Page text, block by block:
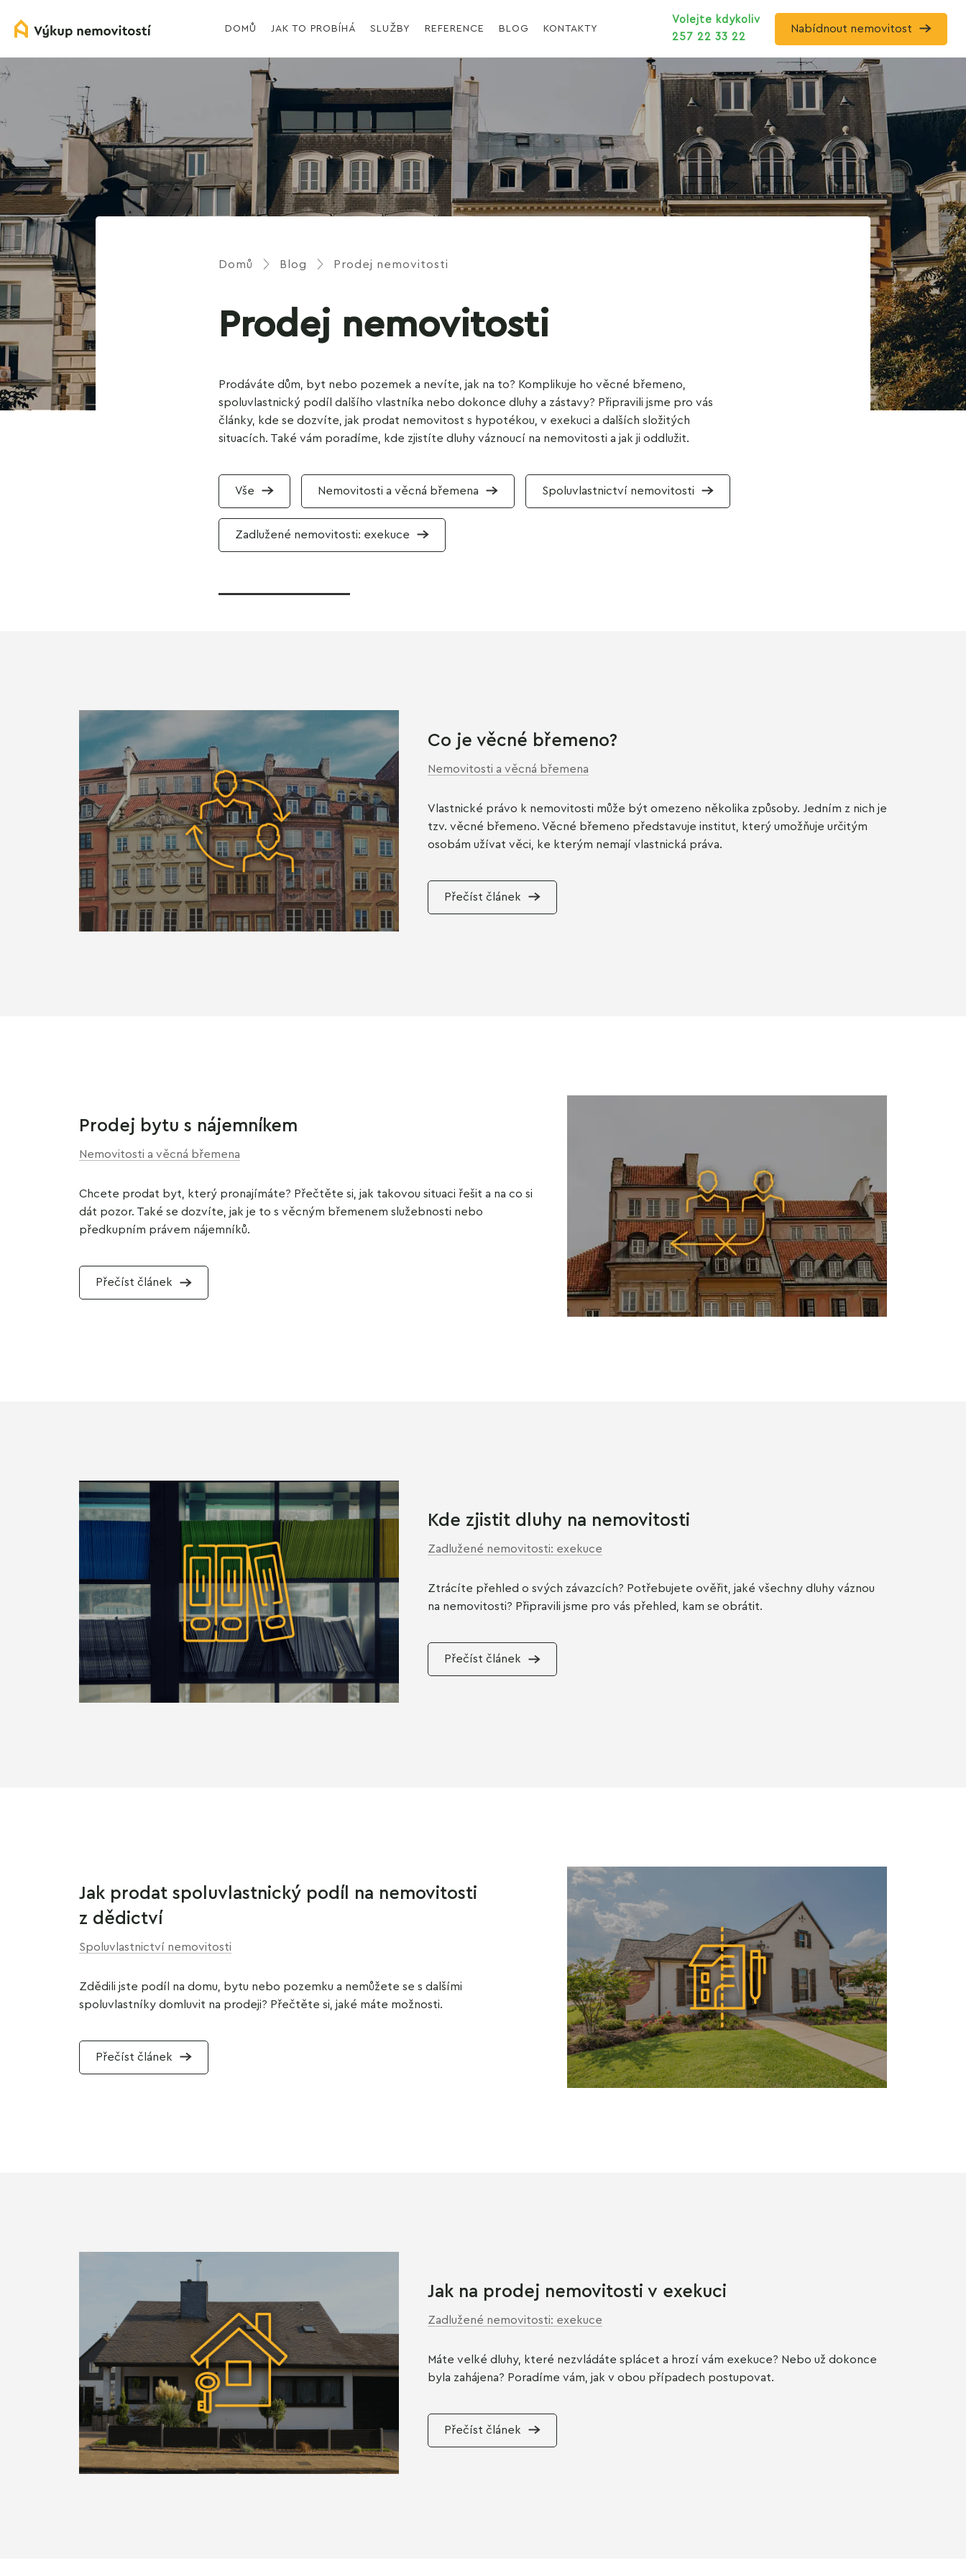
DOMŮ JAK TO PROBÍHÁ SLUŽBY REFERENCE BLOG KONTAKTY
Volejte kdykoliv
257 22 33 22
Nabídnout nemovitost
Domů Blog Prodej nemovitosti
Prodej nemovitosti
Prodáváte dům, byt nebo pozemek a nevíte, jak na to? Komplikuje ho věcné břemeno,
spoluvlastnický podíl dalšího vlastníka nebo dokonce dluhy a zástavy? Připravili jsme pro vás
články, kde se dozvíte, jak prodat nemovitost s hypotékou, v exekuci a dalších složitých
situacích. Také vám poradíme, kde zjistíte dluhy váznoucí na nemovitosti a jak ji oddlužit.
Vše Nemovitosti a věcná břemena Spoluvlastnictví nemovitosti
Zadlužené nemovitosti: exekuce
Co je věcné břemeno?
Nemovitosti a věcná břemena
Vlastnické právo k nemovitosti může být omezeno několika způsoby. Jedním z nich je
tzv. věcné břemeno. Věcné břemeno představuje institut, který umožňuje určitým
osobám užívat věci, ke kterým nemají vlastnická práva.
Přečíst článek
Prodej bytu s nájemníkem
Nemovitosti a věcná břemena
Chcete prodat byt, který pronajímáte? Přečtěte si, jak takovou situaci řešit a na co si
dát pozor. Také se dozvíte, jak je to s věcným břemenem služebnosti nebo
předkupním právem nájemníků.
Přečíst článek
Kde zjistit dluhy na nemovitosti
Zadlužené nemovitosti: exekuce
Ztrácíte přehled o svých závazcích? Potřebujete ověřit, jaké všechny dluhy váznou
na nemovitosti? Připravili jsme pro vás přehled, kam se obrátit.
Přečíst článek
Jak prodat spoluvlastnický podíl na nemovitosti
z dědictví
Spoluvlastnictví nemovitosti
Zdědili jste podíl na domu, bytu nebo pozemku a nemůžete se s dalšími
spoluvlastníky domluvit na prodeji? Přečtěte si, jaké máte možnosti.
Přečíst článek
Jak na prodej nemovitosti v exekuci
Zadlužené nemovitosti: exekuce
Máte velké dluhy, které nezvládáte splácet a hrozí vám exekuce? Nebo už dokonce
byla zahájena? Poradíme vám, jak v obou případech postupovat.
Přečíst článek